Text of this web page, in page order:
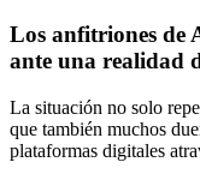
Los anfitriones de
ante una realidad
La situación no solo
que también muchos
plataformas digitales